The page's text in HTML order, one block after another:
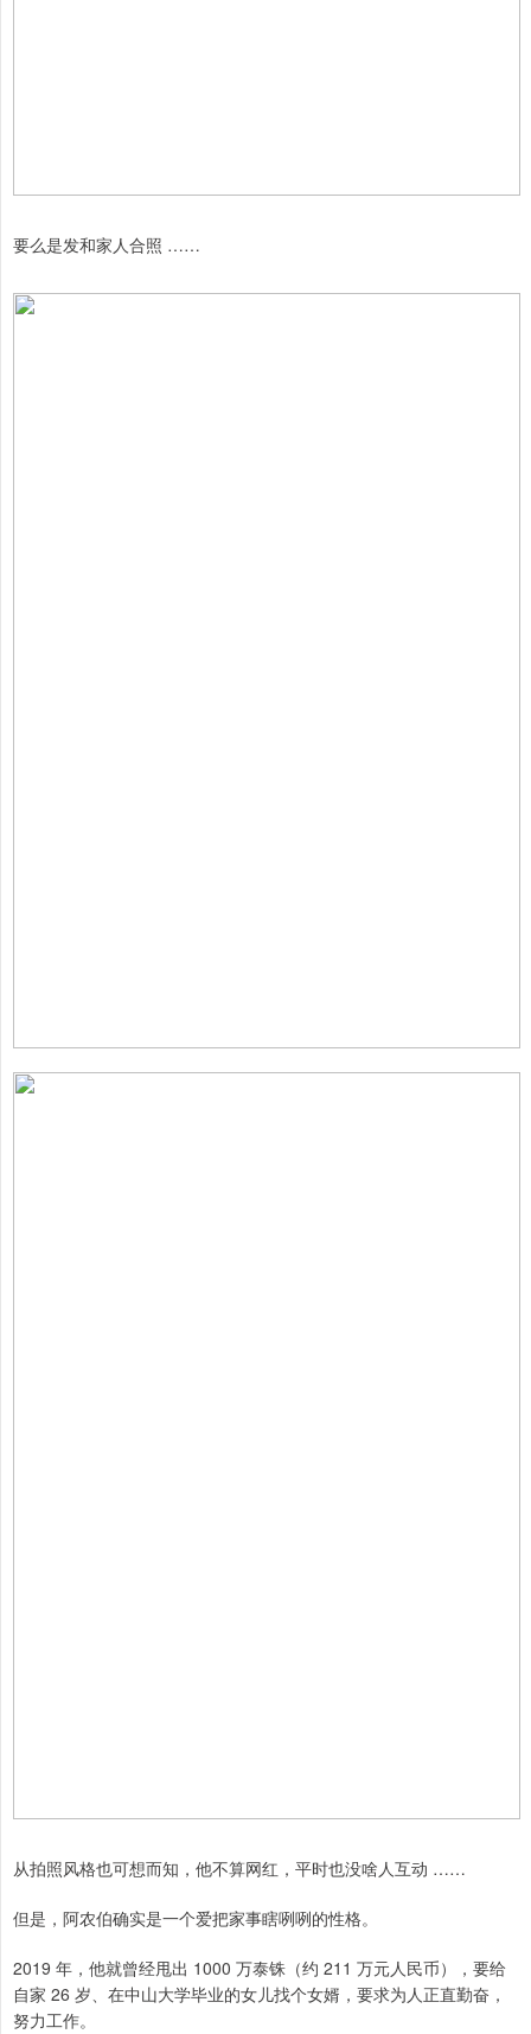
要么是发和家人合照 ……
从拍照风格也可想而知，他不算网红，平时也没啥人互动 ……
但是，阿农伯确实是一个爱把家事瞎咧咧的性格。
2019 年，他就曾经甩出 1000 万泰铢（约 211 万元人民币），要给
自家 26 岁、在中山大学毕业的女儿找个女婿，要求为人正直勤奋，
努力工作。